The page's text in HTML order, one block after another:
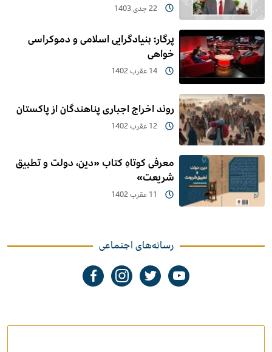
22 جدی 1403
پرگار: بنیادگرایی اسلامی و دموکراسی
خواهی
14 عقرب 1402
روند اخراج اجباری پناهندگان از پاکستان
12 عقرب 1402
معرفی کوتاهِ کتاب «دین، دولت و تطبیق
شریعت»
11 عقرب 1402
رسانه‌های اجتماعی